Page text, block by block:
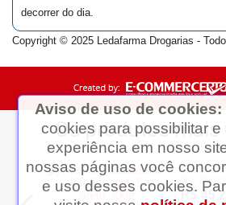
decorrer do dia.
Copyright © 2025 Ledafarma Drogarias -
Aviso de uso de cookies:
cookies para possibilitar e
experiência em nosso
nossas páginas você
e uso desses cookies.